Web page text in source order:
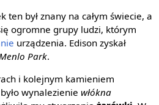
ten był znany na całym świecie, a
ogromne grupy ludzi, którym
urządzenia. Edison zyskał
Park.
i kolejnym kamieniem
wynalezienie włókna